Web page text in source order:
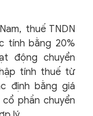
thuế TNDN
tính bằng 20%
động chuyển
tính thuế từ
định bằng giá
phần chuyển